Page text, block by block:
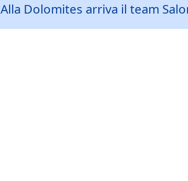
Alla Dolomites arriva il team